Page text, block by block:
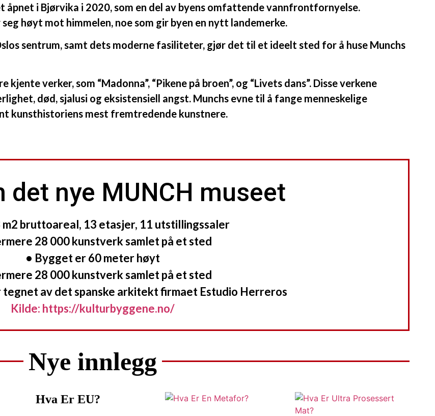
åpnet i Bjørvika i 2020, som en del av byens omfattende vannfrontfornyelse.
høyt mot himmelen, noe som gir byen en nytt landemerke.
sentrum, samt dets moderne fasiliteter, gjør det til et ideelt sted for å huse Munchs
verker, som “Madonna”, “Pikene på broen”, og “Livets dans”. Disse verkene
død, sjalusi og eksistensiell angst. Munchs evne til å fange menneskelige
kunsthistoriens mest fremtredende kunstnere.
det nye MUNCH museet
m2 bruttoareal, 13 etasjer, 11 utstillingssaler
28 000 kunstverk samlet på et sted
• Bygget er 60 meter høyt
28 000 kunstverk samlet på et sted
tegnet av det spanske arkitekt firmaet Estudio Herreros
Kilde: https://kulturbyggene.no/
Nye innlegg
Hva Er EU?